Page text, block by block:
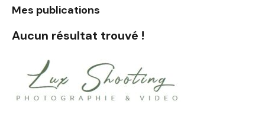
Mes publications
Aucun résultat trouvé !